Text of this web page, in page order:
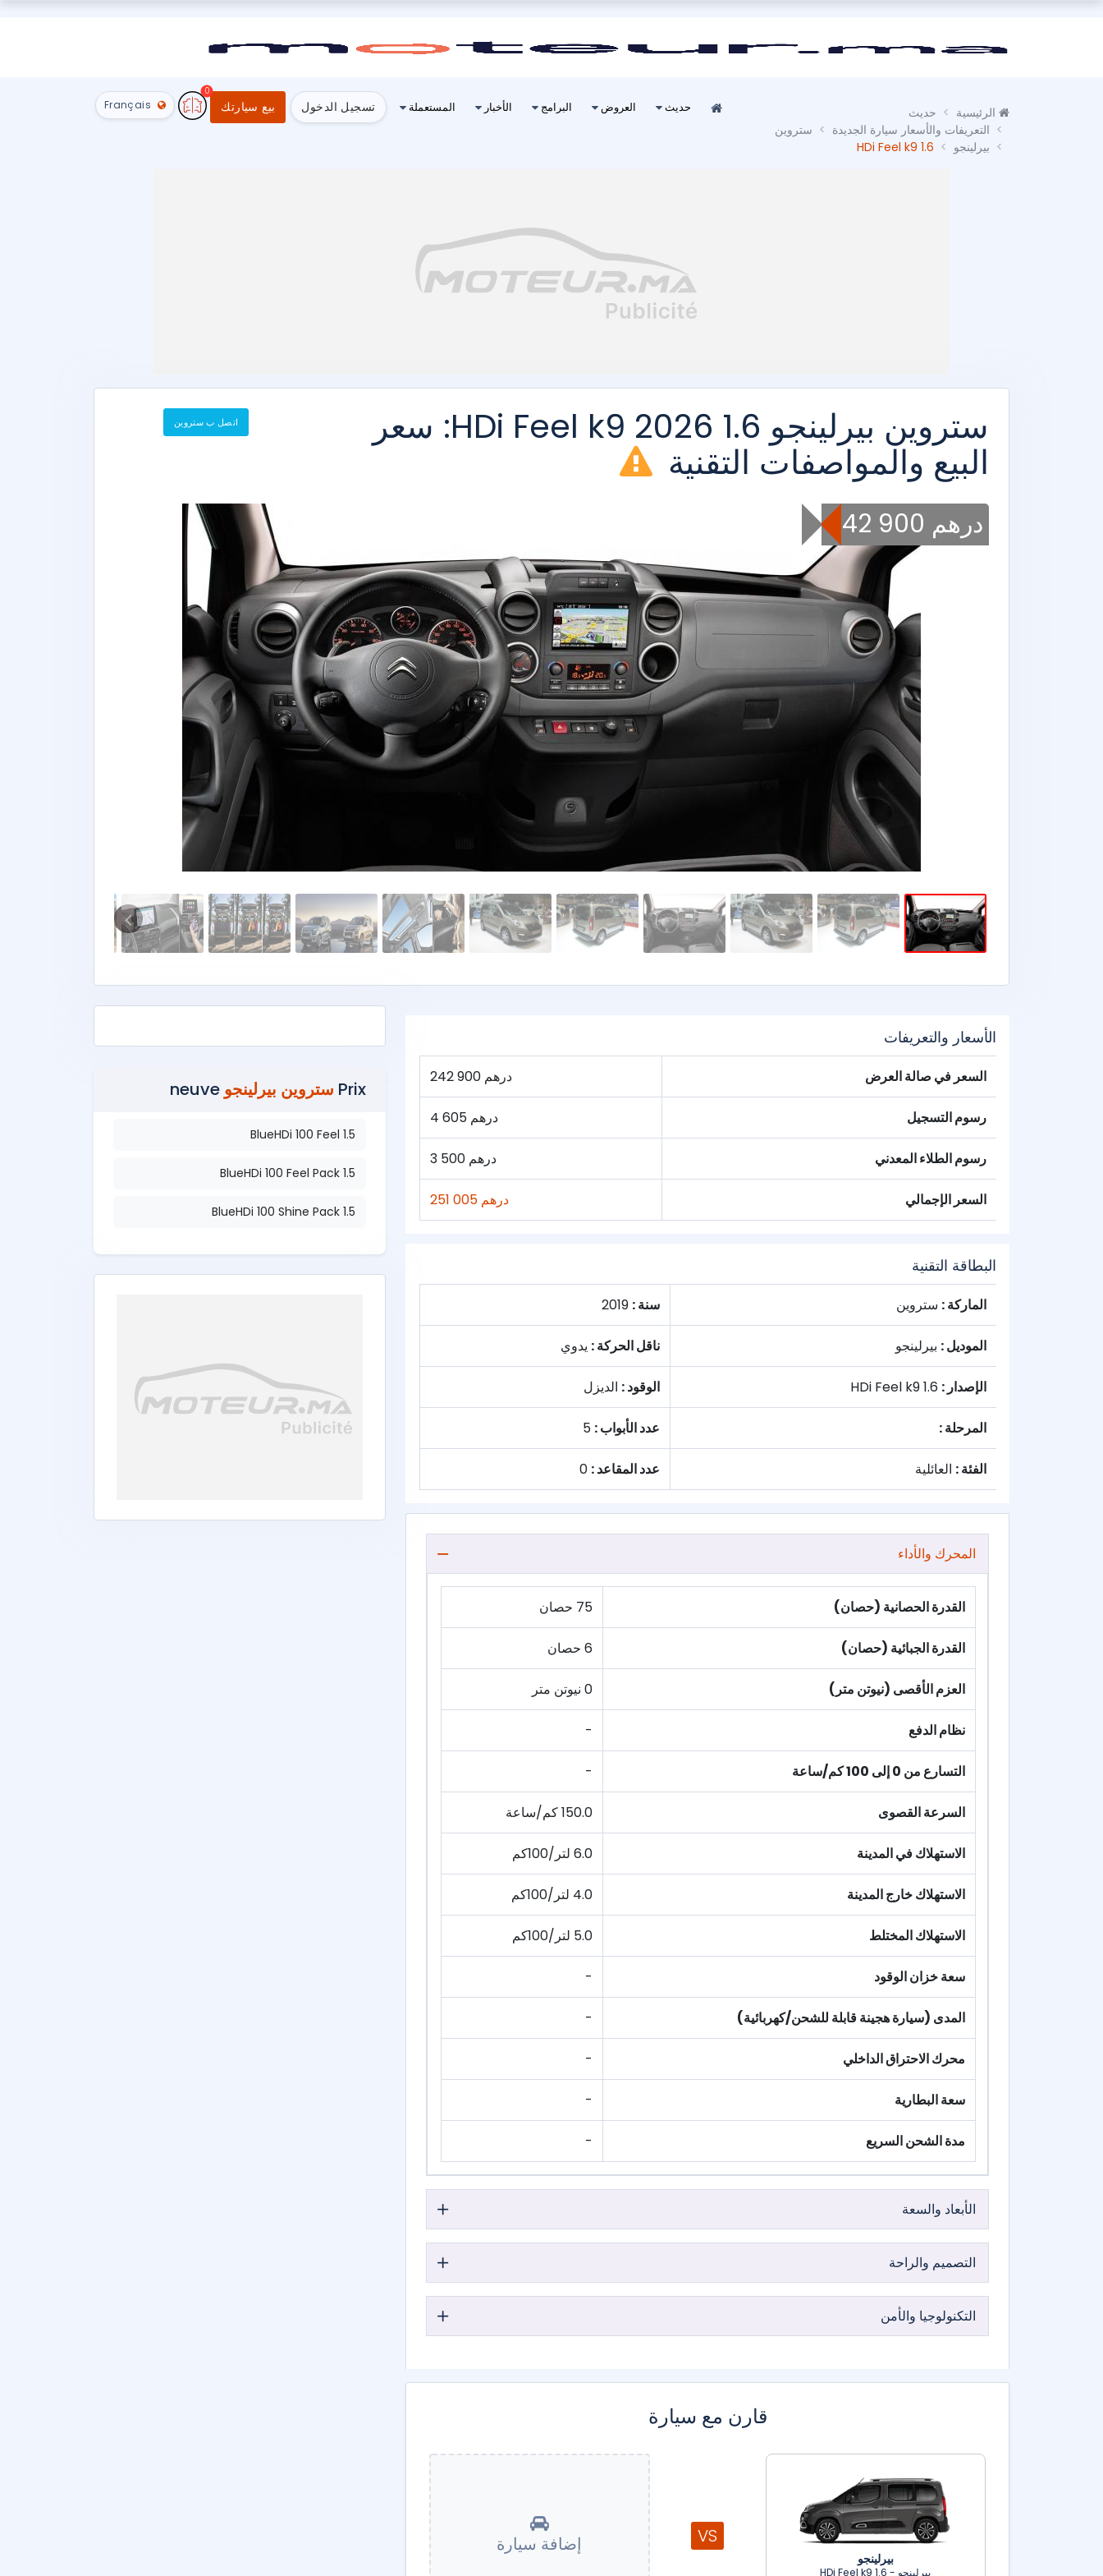
حديث العروض البرامج الأخبار المستعملة تسجيل الدخول بيع سيارتك
0
Français
حديث
التعريفات والأسعار سيارة الجديدة
ستروين
بيرلينجو
1.6 HDi Feel k9
ستروين بيرلينجو 1.6 HDi Feel k9 2026: سعر
البيع والمواصفات التقنية
اتصل ب ستروين
242 900 درهم
الأسعار والتعريفات
السعر في صالة العرض 242 900 درهم
رسوم التسجيل 4 605 درهم
رسوم الطلاء المعدني 3 500 درهم
السعر الإجمالي 251 005 درهم
البطاقة التقنية
الماركة : ستروين سنة :
الموديل : بيرلينجو ناقل الحركة : يدوي
الإصدار : الوقود : الديزل
المرحلة : عدد الأبواب :
الفئة : العائلية عدد المقاعد :
المحرك والأداء
القدرة الحصانية (حصان) 75 حصان
القدرة الجبائية (حصان) 6 حصان
العزم الأقصى (نيوتن متر) 0 نيوتن متر
نظام الدفع -
التسارع من 0 إلى 100 كم/ساعة -
السرعة القصوى 150.0 كم/ساعة
الاستهلاك في المدينة 6.0 لتر/100كم
الاستهلاك خارج المدينة 4.0 لتر/100كم
الاستهلاك المختلط 5.0 لتر/100كم
سعة خزان الوقود -
المدى (سيارة هجينة قابلة للشحن/كهربائية) -
محرك الاحتراق الداخلي -
سعة البطارية -
مدة الشحن السريع -
الأبعاد والسعة
التصميم والراحة
التكنولوجيا والأمن
قارن مع سيارة
بيرلينجو
بيرلينجو - 1.6 HDi Feel k9
VS إضافة سيارة
Prix ستروين بيرلينجو
1.5 BlueHDi 100 Feel
1.5 BlueHDi 100 Feel Pack
1.5 BlueHDi 100 Shine Pack